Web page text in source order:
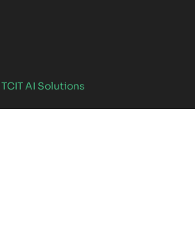
TCIT AI Solutions